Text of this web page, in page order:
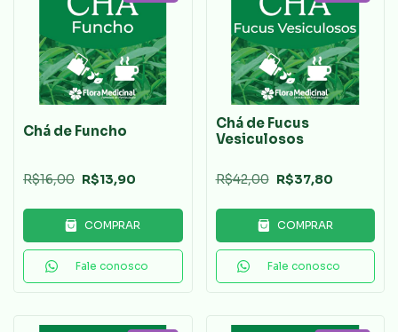
Chá de Funcho
R$16,00 R$13,90
COMPRAR
Fale conosco
Chá de Fucus
Vesiculosos
R$42,00 R$37,80
COMPRAR
Fale conosco